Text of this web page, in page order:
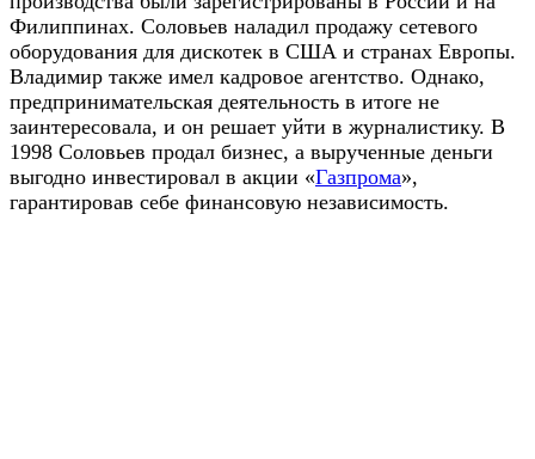
Филиппинах. Соловьев наладил продажу сетевого
оборудования для дискотек в США и странах Европы.
Владимир также имел кадровое агентство. Однако,
предпринимательская деятельность в итоге не
заинтересовала, и он решает уйти в журналистику. В
1998 Соловьев продал бизнес, а вырученные деньги
выгодно инвестировал в акции «Газпрома»,
гарантировав себе финансовую независимость.